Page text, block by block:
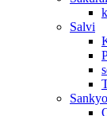
Salvi
Sankyo